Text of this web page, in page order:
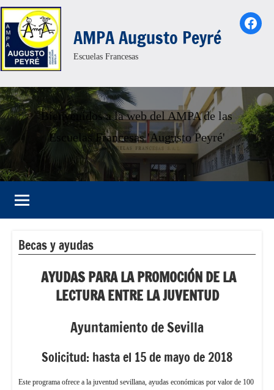
Saltar
al
contenido
AMPA Augusto Peyré
Escuelas Francesas
Bienvenidos a la web del AMPA de las
Escuelas Francesas 'Augusto Peyré'
Becas y ayudas
AYUDAS PARA LA PROMOCIÓN DE LA
LECTURA ENTRE LA JUVENTUD
Ayuntamiento de Sevilla
Solicitud: hasta el 15 de mayo de 2018
Este programa ofrece a la juventud sevillana, ayudas económicas por valor de 100